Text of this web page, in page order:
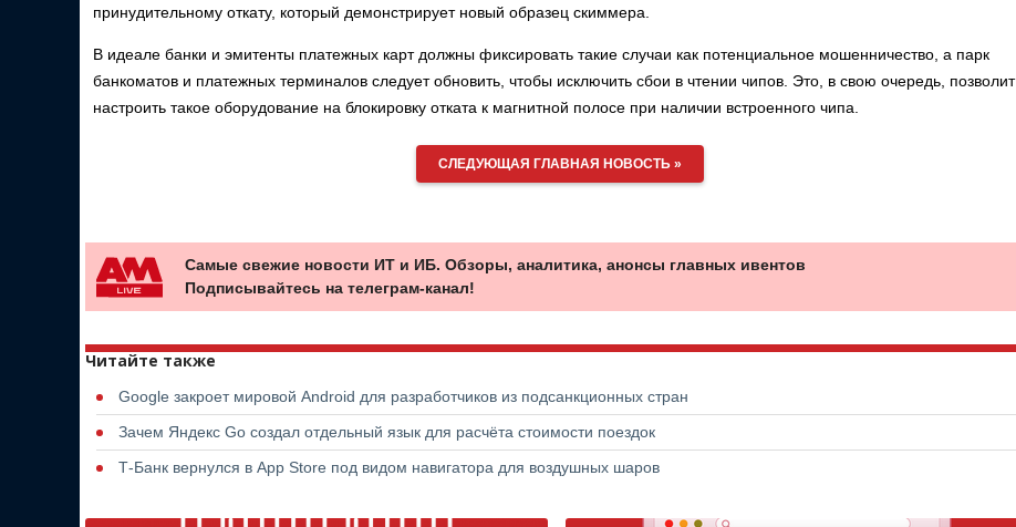
принудительному откату, который демонстрирует новый образец скиммера.
В идеале банки и эмитенты платежных карт должны фиксировать такие случаи как потенциальное мошенничество, а парк
банкоматов и платежных терминалов следует обновить, чтобы исключить сбои в чтении чипов. Это, в свою очередь, позволит
настроить такое оборудование на блокировку отката к магнитной полосе при наличии встроенного чипа.
СЛЕДУЮЩАЯ ГЛАВНАЯ НОВОСТЬ »
Самые свежие новости ИТ и ИБ. Обзоры, аналитика, анонсы главных ивентов
Подписывайтесь на телеграм-канал!
Читайте также
Google закроет мировой Android для разработчиков из подсанкционных стран
Зачем Яндекс Go создал отдельный язык для расчёта стоимости поездок
Т-Банк вернулся в App Store под видом навигатора для воздушных шаров